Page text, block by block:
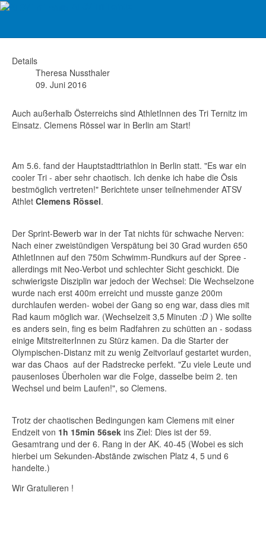
Details
Theresa Nussthaler
09. Juni 2016
Auch außerhalb Österreichs sind AthletInnen des Tri Ternitz im
Einsatz. Clemens Rössel war in Berlin am Start!
Am 5.6. fand der Hauptstadttriathlon in Berlin statt. "Es war ein
cooler Tri - aber sehr chaotisch. Ich denke ich habe die Ösis
bestmöglich vertreten!" Berichtete unser teilnehmender ATSV
Athlet Clemens Rössel.
Der Sprint-Bewerb war in der Tat nichts für schwache Nerven:
Nach einer zweistündigen Verspätung bei 30 Grad wurden 650
AthletInnen auf den 750m Schwimm-Rundkurs auf der Spree -
allerdings mit Neo-Verbot und schlechter Sicht geschickt. Die
schwierigste Disziplin war jedoch der Wechsel: Die Wechselzone
wurde nach erst 400m erreicht und musste ganze 200m
durchlaufen werden- wobei der Gang so eng war, dass dies mit
Rad kaum möglich war. (Wechselzeit 3,5 Minuten :D ) Wie sollte
es anders sein, fing es beim Radfahren zu schütten an - sodass
einige MitstreiterInnen zu Stürz kamen. Da die Starter der
Olympischen-Distanz mit zu wenig Zeitvorlauf gestartet wurden,
war das Chaos auf der Radstrecke perfekt. "Zu viele Leute und
pausenloses Überholen war die Folge, dasselbe beim 2. ten
Wechsel und beim Laufen!", so Clemens.
Trotz der chaotischen Bedingungen kam Clemens mit einer
Endzeit von 1h 15min 56sek ins Ziel: Dies ist der 59.
Gesamtrang und der 6. Rang in der AK. 40-45 (Wobei es sich
hierbei um Sekunden-Abstände zwischen Platz 4, 5 und 6
handelte.)
Wir Gratulieren !